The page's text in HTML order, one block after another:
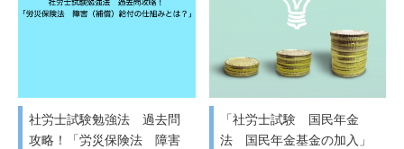
社労士試験勉強法 過去問
攻略！「労災保険法 障害
「社労士試験 国民年金
法 国民年金基金の加入」